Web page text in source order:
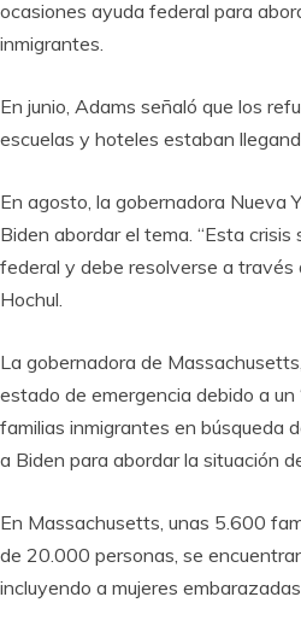
ocasiones ayuda federal para
inmigrantes.
En junio, Adams señaló que los
escuelas y hoteles estaban
En agosto, la gobernadora Nueva
Biden abordar el tema. “Esta crisis
federal y debe resolverse a través
Hochul.
La gobernadora de
estado de emergencia debido a un
familias inmigrantes en búsqueda
a Biden para abordar la situación
En Massachusetts, unas 5.600
de 20.000 personas, se
incluyendo a mujeres